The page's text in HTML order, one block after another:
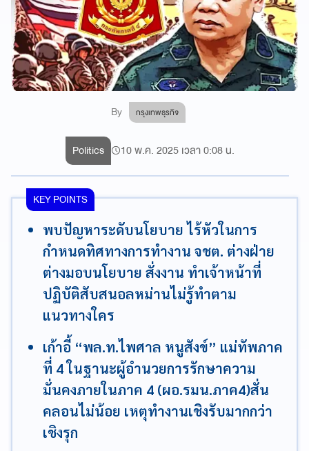
By กรุงเทพธุรกิจ
Politics 10 พ.ค. 2025 เวลา 0:08 น.
KEY POINTS
พบปัญหาระดับนโยบาย ไร้หัวในการ
กำหนดทิศทางการทำงาน จชต. ต่างฝ่าย
ต่างมอบนโยบาย สั่งงาน ทำเจ้าหน้าที่
ปฏิบัติสับสนอลหม่านไม่รู้ทำตาม
แนวทางใคร
เก้าอี้ “พล.ท.ไพศาล หนูสังข์” แม่ทัพภาค
ที่ 4 ในฐานะผู้อำนวยการรักษาความ
มั่นคงภายในภาค 4 (ผอ.รมน.ภาค4)สั่น
คลอนไม่น้อย เหตุทำงานเชิงรับมากกว่า
เชิงรุก